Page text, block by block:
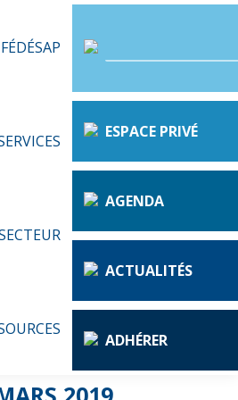
ESPACE PRIVÉ
AGENDA
ACTUALITÉS
ADHÉRER